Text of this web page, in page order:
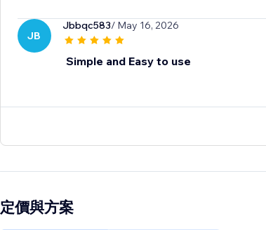
JB
Jbbqc583/ May 16, 2026
Simple and Easy to use
定價與方案